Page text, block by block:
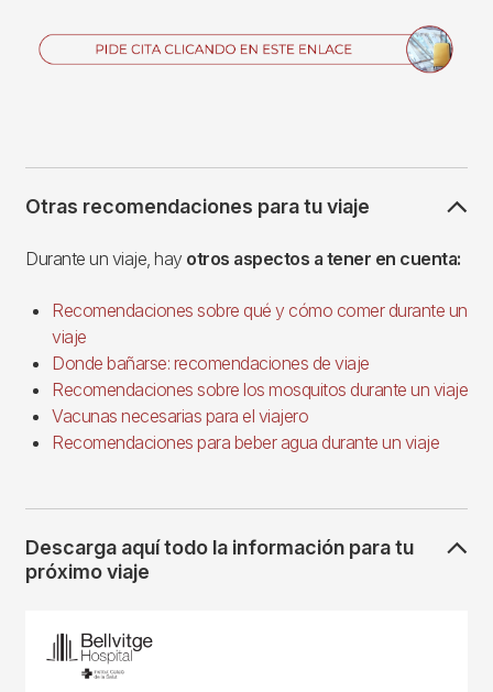
Imagen
Otras recomendaciones para tu viaje
Durante un viaje, hay otros aspectos a tener en cuenta:
Recomendaciones sobre qué y cómo comer durante un
viaje
Donde bañarse: recomendaciones de viaje
Recomendaciones sobre los mosquitos durante un viaje
Vacunas necesarias para el viajero
Recomendaciones para beber agua durante un viaje
Descarga aquí todo la información para tu
próximo viaje